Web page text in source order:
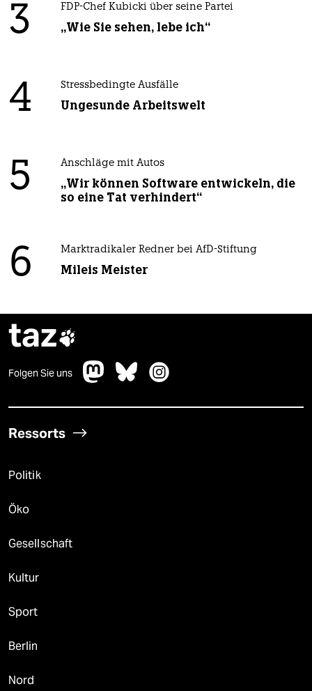
3 FDP-Chef Kubicki über seine Partei
„Wie Sie sehen, lebe ich“
4 Stressbedingte Ausfälle
Ungesunde Arbeitswelt
5 Anschläge mit Autos
„Wir können Software entwickeln, die
so eine Tat verhindert“
6 Marktradikaler Redner bei AfD-Stiftung
Mileis Meister
taz
Folgen Sie uns
Ressorts
Politik
Öko
Gesellschaft
Kultur
Sport
Berlin
Nord